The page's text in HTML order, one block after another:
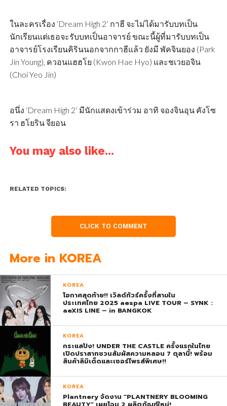
ในละครเรื่อง ‘Dream High 2’ กาฮี จะไม่ได้มารับบทเป็น
นักเรียนแต่เธอจะรับบทเป็นอาจารย์ ขณะนี้ผู้ที่มารับบทเป็น
อาจารย์โรงเรียนคิรินนอกจากกาฮีแล้ว ยังมี พัคจินยอง​ (Park
Jin Young), ควอนแฮฮโย (Kwon Hae Hyo) และชเวยอจิน
(Choi Yeo Jin)
อนึ่ง ‘Dream High 2’ มีนักแสดงเข้าร่วม อาทิ จองจินอุน คังโซ
รา ฮโยริน จียอน
You may also like...
RELATED TOPICS:
CLICK TO COMMENT
More in KOREA
KOREA
โอกาศสุดท้าย!! เวิลด์ทัวร์ครั้งที่สามใน
ประเทศไทย 2025 aespa LIVE TOUR – SYNK :
aeXIS LINE – in BANGKOK
KOREA
กระแสปัง! UNDER THE CASTLE ครั้งแรกในไทย
เปิดปราสาทชวนสัมผัสความหลอน 7 ตุลานี้! พร้อม
สินค้าลิมิเต็ดและเซอร์ไพรส์พิเศษ!!
KOREA
Plantnery จัดงาน “PLANTNERY BLOOMING